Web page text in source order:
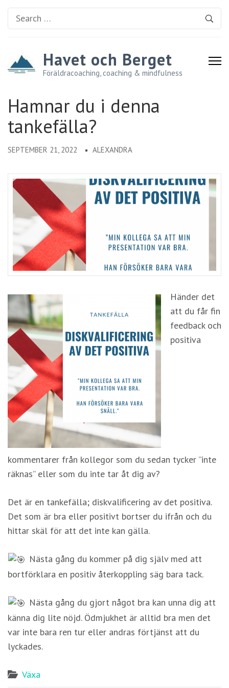
Search
for:
Havet och Berget
Föräldracoaching, coaching & mindfulness
Hamnar du i denna
tankefälla?
SEPTEMBER 21, 2022 ALEXANDRA
Händer det
att du får fin
feedback och
positiva
kommentarer från kollegor som du sedan tycker ”inte
räknas” eller som du inte tar åt dig av?
Det är en tankefälla; diskvalificering av det positiva.
Det som är bra eller positivt bortser du ifrån och du
hittar skäl för att det inte kan gälla.
Nästa gång du kommer på dig själv med att
bortförklara en positiv återkoppling säg bara tack.
Nästa gång du gjort något bra kan unna dig att
känna dig lite nöjd. Ödmjukhet är alltid bra men det
var inte bara ren tur eller andras förtjänst att du
lyckades.
Växa
Nödvändiga
Dessa kakor
går inte att
välja bort. De
att hemsidan
över huvud
taget ska
Statistik
För att vi ska
kunna
hemsidans
funktionalitet
och
uppbyggnad,
hur hemsidan
används.
Upplevelse
För att vår
hemsida ska